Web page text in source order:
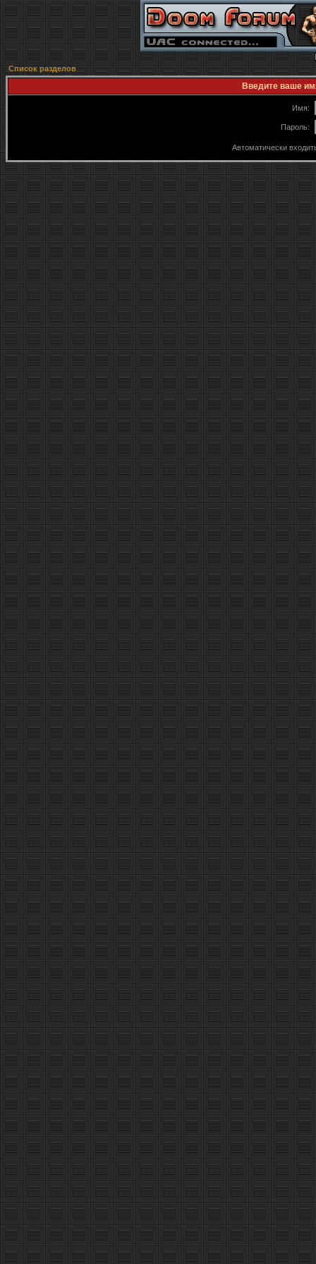
Список разделов
Введите ваше
Имя:
Пароль:
Автоматически